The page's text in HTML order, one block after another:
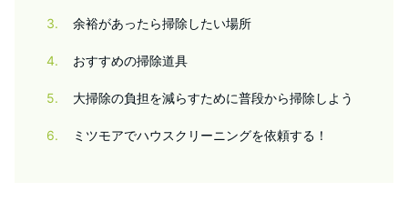
3 余裕があったら掃除したい場所
4 おすすめの掃除道具
5 大掃除の負担を減らすために普段から掃除しよう
6 ミツモアでハウスクリーニングを依頼する！